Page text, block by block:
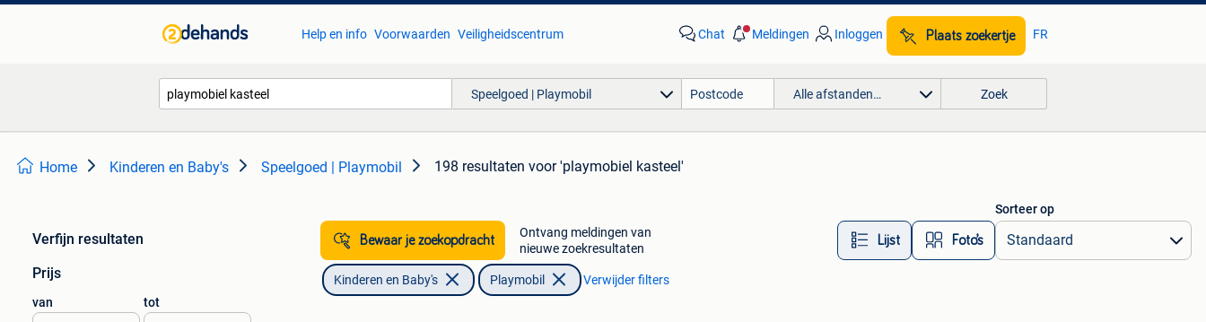
Help en info Voorwaarden Veiligheidscentrum Chat Meldingen Inloggen Plaats zoekertje FR
Speelgoed | Playmobil Alle afstanden… Zoek
Home Kinderen en Baby's Speelgoed | Playmobil 198 resultaten voor 'playmobiel kasteel'
Verfijn resultaten
Prijs
van tot
Bewaar je zoekopdracht
Ontvang meldingen van
nieuwe zoekresultaten
Lijst Foto’s
Sorteer op
Kinderen en Baby's Playmobil Verwijder filters